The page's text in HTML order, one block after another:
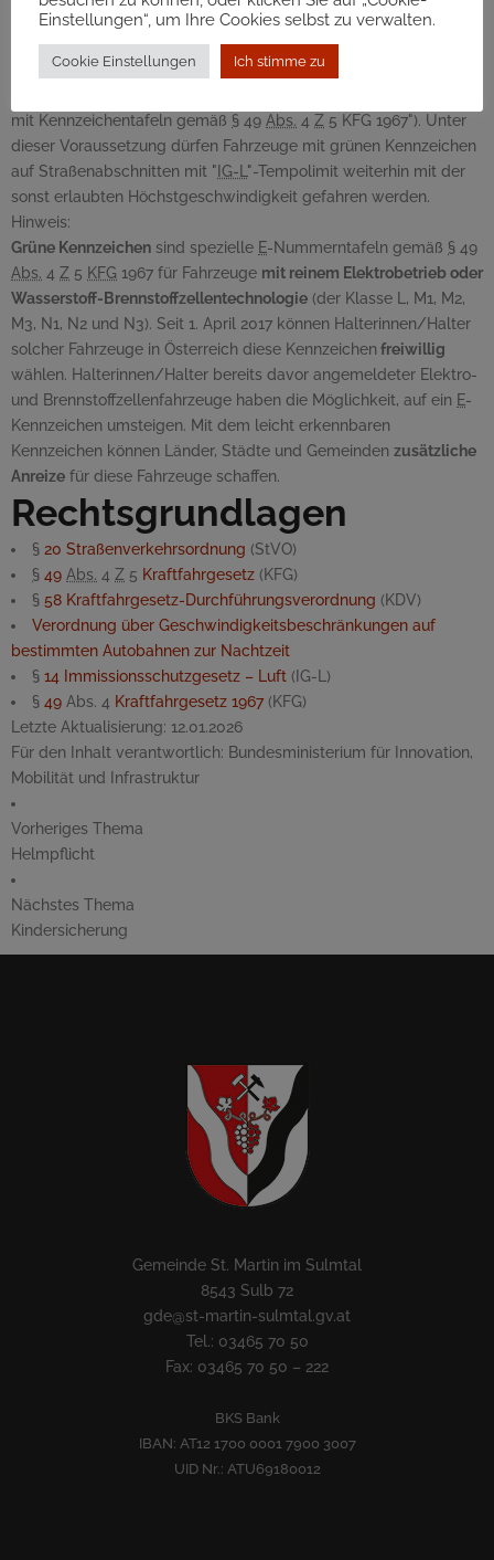
und Schnellstraßenabschnitten nicht für Fahrzeuge mit grünem
Kennzeichen, wenn zusätzlich durch ein entsprechendes
Hinweisschild ausreichend darauf aufmerksam gemacht wurde
mit Kennzeichentafeln gemäß § 49 Abs. 4 Z 5 KFG 1967"). Unter
dieser Voraussetzung dürfen Fahrzeuge mit grünen Kennzeichen
auf Straßenabschnitten mit " IG-L "-Tempolimit weiterhin mit der
sonst erlaubten Höchstgeschwindigkeit gefahren werden.
Hinweis:
Grüne Kennzeichen sind spezielle E-Nummerntafeln gemäß § 49
Abs. 4 Z 5 KFG 1967 für Fahrzeuge mit reinem Elektrobetrieb oder
Wasserstoff-Brennstoffzellentechnologie (der Klasse L, M1, M2,
M3, N1, N2 und N3). Seit 1. April 2017 können Halterinnen/Halter
solcher Fahrzeuge in Österreich diese Kennzeichen freiwillig
wählen. Halterinnen/Halter bereits davor angemeldeter Elektro-
und Brennstoffzellenfahrzeuge haben die Möglichkeit, auf ein E-
Kennzeichen umsteigen. Mit dem leicht erkennbaren
Kennzeichen können Länder, Städte und Gemeinden zusätzliche
Anreize für diese Fahrzeuge schaffen.
Rechtsgrundlagen
§ 20 Straßenverkehrsordnung (StVO)
§ 49 Abs. 4 Z 5 Kraftfahrgesetz (KFG)
§ 58 Kraftfahrgesetz-Durchführungsverordnung (KDV)
Verordnung über Geschwindigkeitsbeschränkungen auf
bestimmten Autobahnen zur Nachtzeit
§ 14 Immissionsschutzgesetz – Luft (IG-L)
§ 49 Abs. 4 Kraftfahrgesetz 1967(KFG)
Letzte Aktualisierung: 12.01.2026
Für den Inhalt verantwortlich: Bundesministerium für Innovation,
Mobilität und Infrastruktur
Vorheriges Thema
Helmpflicht
Nächstes Thema
Kindersicherung
Gemeinde St. Martin im Sulmtal
8543 Sulb 72
gde@st-martin-sulmtal.gv.at
Tel.: 03465 70 50
Fax: 03465 70 50 – 222
BKS Bank
IBAN: AT12 1700 0001 7900 3007
UID Nr.: ATU69180012
Einstellungen“, um Ihre Cookies selbst zu verwalten.
Cookie Einstellungen Ich stimme zu